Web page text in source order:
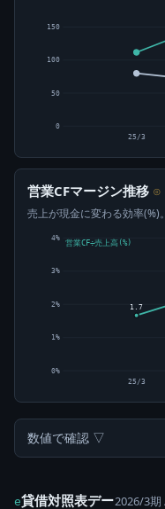
0
50
100
150
25/3
営業CFマージン推移 ⊙
売上が現金に変わる効率
0%
1%
2%
3%
4%
1.7
25/3
営業CF÷売上高(%)
数値で確認 ▽
e貸借対照表デー2026/3期